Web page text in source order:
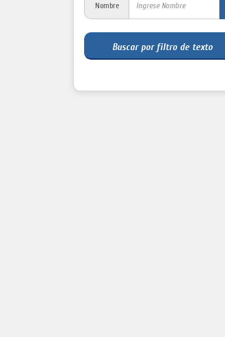
Nombre
Buscar por filtro de texto